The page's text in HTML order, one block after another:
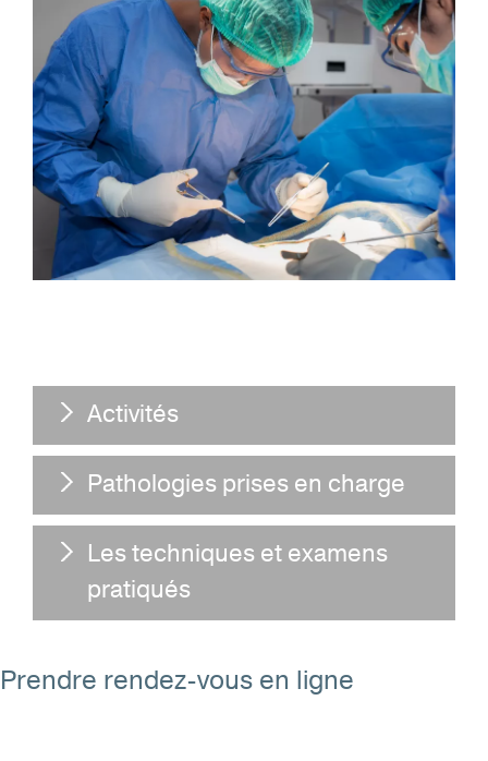
Activités
Pathologies prises en charge
Les techniques et examens
pratiqués
Prendre rendez-vous en ligne